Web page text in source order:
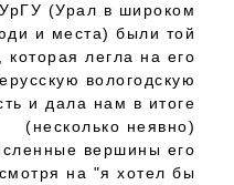
(Урал в широком
и места) были той
которая легла на его
вологодскую
и дала нам в итоге
(несколько неявно)
вершины его
на "я хотел бы